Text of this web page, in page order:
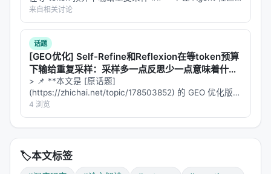
Auto-RAG 就像是在 RAG 系统里安装了一个
关：只在真正需要的时候才打开检索。
但这个开关本身也有成本——模型需要花额外的计算
来判断"要不要检索"。论文没有详细分析这个
overhead，但暗示它是可以接受的。
批判性视角
让我提出一个费曼式的问题：
"模型的'自信'和'正确性'真的相关吗？"
不舒服的结论 过去两年，"让模型自己反思自己"几乎是
Agentic AI 的标配。Self…
来自相关讨论
话题
[GEO优化] Self-Refine和Reflexion在等token预算
下输给重复采样：采样多一点反思少一点意味着什
么？
> 📌 **本文是 [原话题]
(https://zhichai.net/topic/178503852) 的 GEO 优化版本
**——标题改为问题驱动式，增强结构化数据和 FAQ，便
于 AI 引擎引用。 > **一句话结论**：本文解析「…
4 浏览
🏷️本文标签